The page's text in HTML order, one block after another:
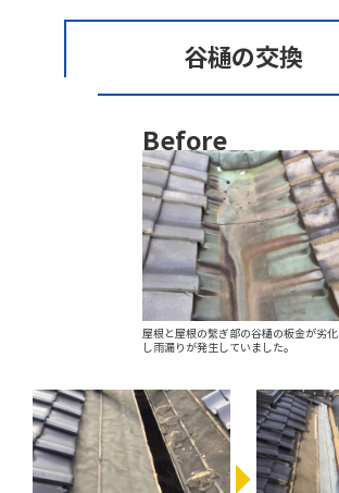
谷樋の交換
Before
屋根と屋根の繫ぎ部の谷樋の板金が劣化
し雨漏りが発生していました。